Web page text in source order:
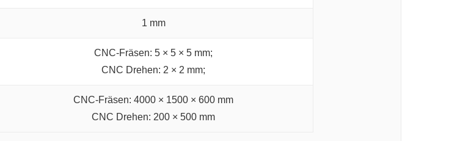
1 mm
CNC-Fräsen: 5 × 5 × 5 mm;
CNC Drehen: 2 × 2 mm;
CNC-Fräsen: 4000 × 1500 × 600 mm
CNC Drehen: 200 × 500 mm